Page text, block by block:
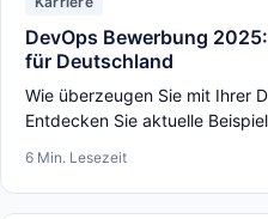
DevOps Bewerbung
für Deutschland
Wie überzeugen Sie mit Ihrer
Entdecken Sie aktuelle
6 Min. Lesezeit